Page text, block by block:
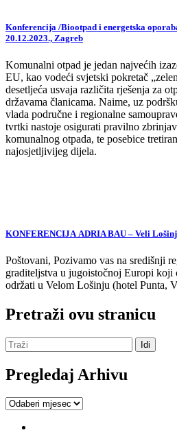
Konferencija /Biootpad i energetska
20.12.2023., Zagreb
Komunalni otpad je jedan najvećih
EU, kao vodeći svjetski pokretač
desetljeća usvaja različita rješenja za
državama članicama. Naime, uz
vlada područne i regionalne
tvrtki nastoje osigurati pravilno
komunalnog otpada, te posebice
najosjetljivijeg dijela.
KONFERENCIJA ADRIA BAU – Veli
Poštovani, Pozivamo vas na središnji
graditeljstva u jugoistočnoj Europi koji
održati u Velom Lošinju (hotel Punta,
Pretraži ovu stranicu
Pregledaj Arhivu
Pregledaj